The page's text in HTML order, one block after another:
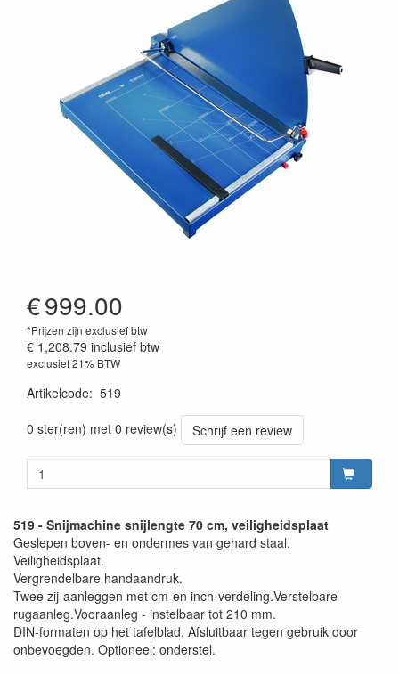
€999.00
*Prijzen zijn exclusief btw
€ 1,208.79 inclusief btw
exclusief 21% BTW
Artikelcode: 519
0 ster(ren) met 0 review(s)
Schrijf een review
519 - Snijmachine snijlengte 70 cm, veiligheidsplaat
Geslepen boven- en ondermes van gehard staal.
Veiligheidsplaat.
Vergrendelbare handaandruk.
Twee zij-aanleggen met cm-en inch-verdeling.Verstelbare
rugaanleg.Vooraanleg - instelbaar tot 210 mm.
DIN-formaten op het tafelblad. Afsluitbaar tegen gebruik door
onbevoegden. Optioneel: onderstel.